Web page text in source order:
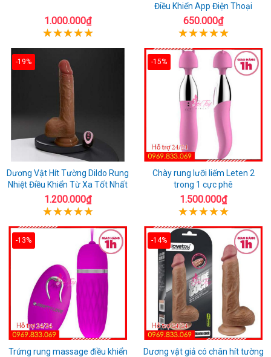
1.000.000₫
Điều Khiển App Điện Thoại
650.000₫
-19%
Dương Vật Hít Tường Dildo Rung
Nhiệt Điều Khiển Từ Xa Tốt Nhất
1.200.000₫
-15%
Chày rung lưỡi liếm Leten 2
trong 1 cực phê
1.500.000₫
-13%
Trứng rung massage điều khiển
-14%
Dương vật giả có chân hít tường